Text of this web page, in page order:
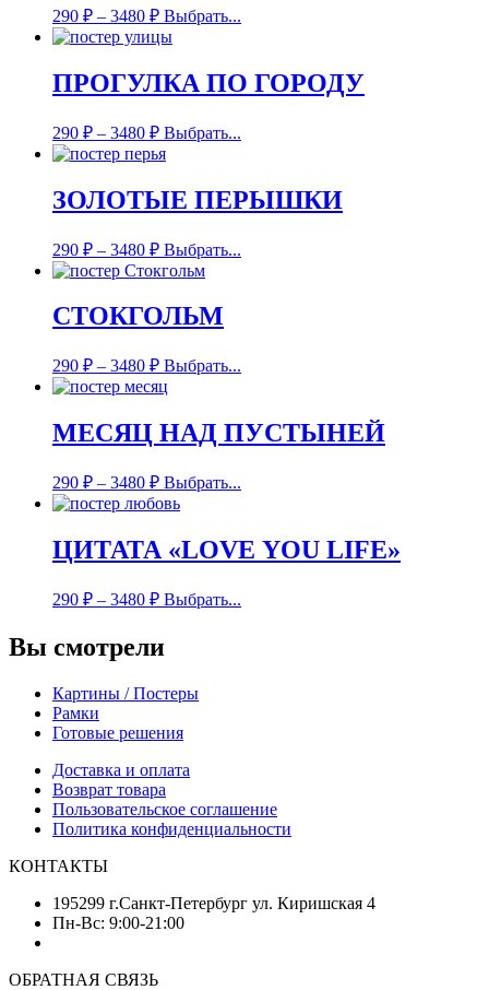
290 ₽ – 3480 ₽ Выбрать...
ПРОГУЛКА ПО ГОРОДУ
290 ₽ – 3480 ₽ Выбрать...
ЗОЛОТЫЕ ПЕРЫШКИ
290 ₽ – 3480 ₽ Выбрать...
СТОКГОЛЬМ
290 ₽ – 3480 ₽ Выбрать...
МЕСЯЦ НАД ПУСТЫНЕЙ
290 ₽ – 3480 ₽ Выбрать...
ЦИТАТА «LOVE YOU LIFE»
290 ₽ – 3480 ₽ Выбрать...
Вы смотрели
Картины / Постеры
Рамки
Готовые решения
Доставка и оплата
Возврат товара
Пользовательское соглашение
Политика конфиденциальности
КОНТАКТЫ
195299 г.Санкт-Петербург ул. Киришская 4
Пн-Вс: 9:00-21:00
ОБРАТНАЯ СВЯЗЬ